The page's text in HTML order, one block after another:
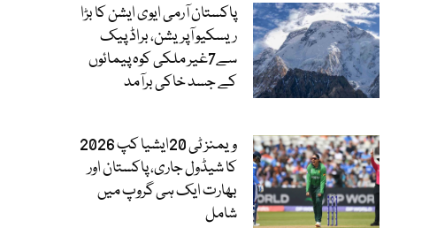
پاکستان آرمی ایوی ایشن کا بڑا
ریسکیو آپریشن، براڈ پیک
سے7غیر ملکی کوہ پیمائوں
کے جسد خاکی برآمد
ویمنز ٹی 20ایشیا کپ 2026
کا شیڈول جاری، پاکستان اور
بھارت ایک ہی گروپ میں
شامل